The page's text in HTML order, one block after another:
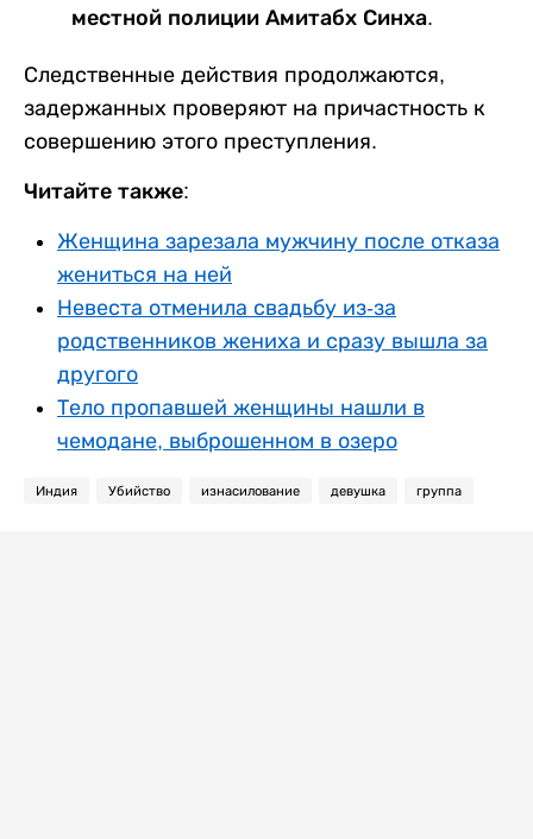
местной полиции Амитабх Синха.
Следственные действия продолжаются,
задержанных проверяют на причастность к
совершению этого преступления.
Читайте также:
Женщина зарезала мужчину после отказа
жениться на ней
Невеста отменила свадьбу из-за
родственников жениха и сразу вышла за
другого
Тело пропавшей женщины нашли в
чемодане, выброшенном в озеро
Индия Убийство изнасилование девушка группа